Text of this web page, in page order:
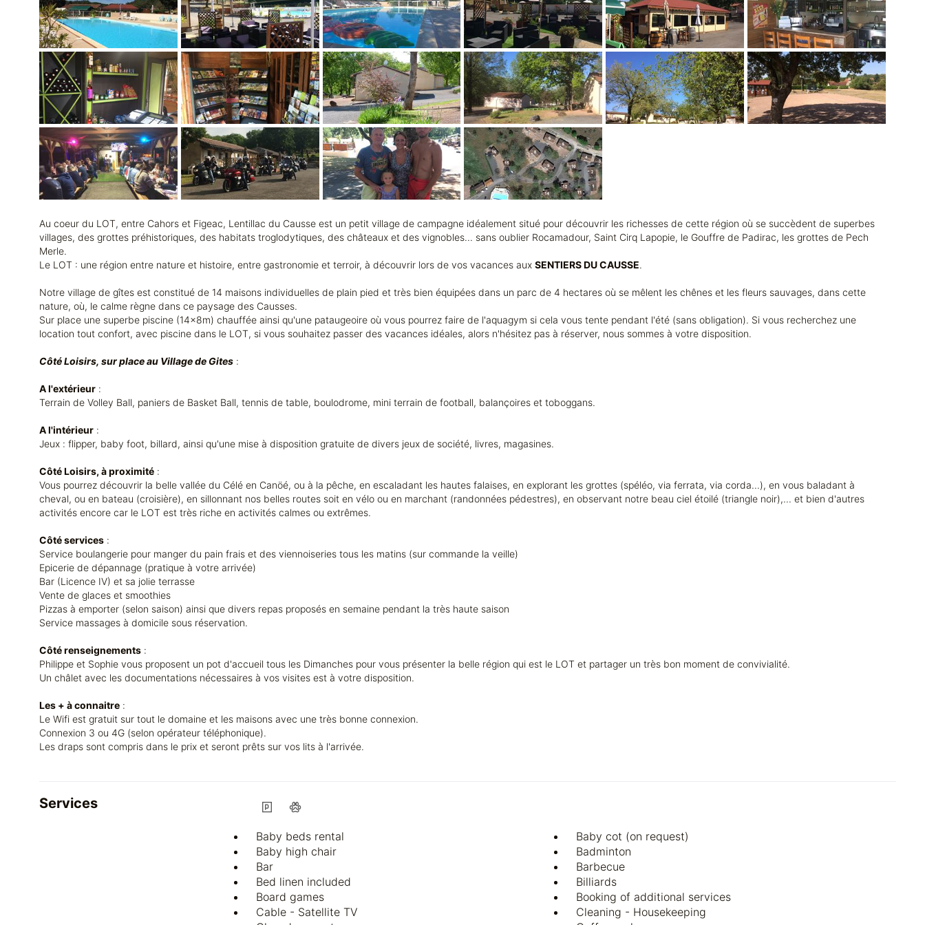
Au coeur du LOT, entre Cahors et Figeac, Lentillac du Causse est un petit village de campagne idéalement situé pour découvrir les richesses de cette région où se succèdent de superbes
villages, des grottes préhistoriques, des habitats troglodytiques, des châteaux et des vignobles... sans oublier Rocamadour, Saint Cirq Lapopie, le Gouffre de Padirac, les grottes de Pech
Merle.
Le LOT : une région entre nature et histoire, entre gastronomie et terroir, à découvrir lors de vos vacances aux SENTIERS DU CAUSSE.
Notre village de gîtes est constitué de 14 maisons individuelles de plain pied et très bien équipées dans un parc de 4 hectares où se mêlent les chênes et les fleurs sauvages, dans cette
nature, où, le calme règne dans ce paysage des Causses.
Sur place une superbe piscine (14x8m) chauffée ainsi qu'une pataugeoire où vous pourrez faire de l'aquagym si cela vous tente pendant l'été (sans obligation). Si vous recherchez une
location tout confort, avec piscine dans le LOT, si vous souhaitez passer des vacances idéales, alors n'hésitez pas à réserver, nous sommes à votre disposition.
Côté Loisirs, sur place au Village de Gites :
A l'extérieur :
Terrain de Volley Ball, paniers de Basket Ball, tennis de table, boulodrome, mini terrain de football, balançoires et toboggans.
A l'intérieur :
Jeux : flipper, baby foot, billard, ainsi qu'une mise à disposition gratuite de divers jeux de société, livres, magasines.
Côté Loisirs, à proximité :
Vous pourrez découvrir la belle vallée du Célé en Canöé, ou à la pêche, en escaladant les hautes falaises, en explorant les grottes (spéléo, via ferrata, via corda...), en vous baladant à
cheval, ou en bateau (croisière), en sillonnant nos belles routes soit en vélo ou en marchant (randonnées pédestres), en observant notre beau ciel étoilé (triangle noir),... et bien d'autres
activités encore car le LOT est très riche en activités calmes ou extrêmes.
Côté services :
Service boulangerie pour manger du pain frais et des viennoiseries tous les matins (sur commande la veille)
Epicerie de dépannage (pratique à votre arrivée)
Bar (Licence IV) et sa jolie terrasse
Vente de glaces et smoothies
Pizzas à emporter (selon saison) ainsi que divers repas proposés en semaine pendant la très haute saison
Service massages à domicile sous réservation.
Côté renseignements :
Philippe et Sophie vous proposent un pot d'accueil tous les Dimanches pour vous présenter la belle région qui est le LOT et partager un très bon moment de convivialité.
Un châlet avec les documentations nécessaires à vos visites est à votre disposition.
Les + à connaitre :
Le Wifi est gratuit sur tout le domaine et les maisons avec une très bonne connexion.
Connexion 3 ou 4G (selon opérateur téléphonique).
Les draps sont compris dans le prix et seront prêts sur vos lits à l'arrivée.
Services
Baby beds rental
Baby cot (on request)
Baby high chair
Badminton
Bar
Barbecue
Bed linen included
Billiards
Board games
Booking of additional services
Cable - Satellite TV
Cleaning - Housekeeping